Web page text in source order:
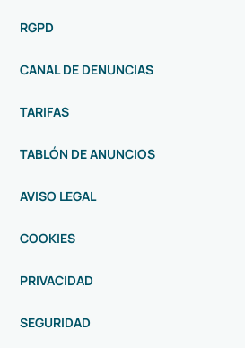
RGPD
CANAL DE DENUNCIAS
TARIFAS
TABLÓN DE ANUNCIOS
AVISO LEGAL
COOKIES
PRIVACIDAD
SEGURIDAD